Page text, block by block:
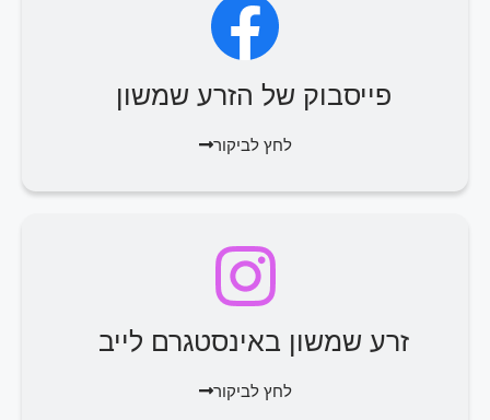
פייסבוק של הזרע שמשון
לחץ לביקור
זרע שמשון באינסטגרם לייב
לחץ לביקור